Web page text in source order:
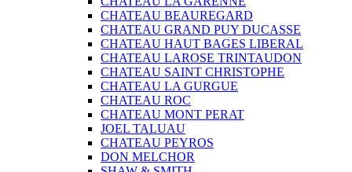
CHATEAU BEAUREGARD
CHATEAU GRAND PUY DUCASSE
CHATEAU HAUT BAGES LIBERAL
CHATEAU LAROSE TRINTAUDON
CHATEAU SAINT CHRISTOPHE
CHATEAU LA GURGUE
CHATEAU ROC
CHATEAU MONT PERAT
JOEL TALUAU
CHATEAU PEYROS
DON MELCHOR